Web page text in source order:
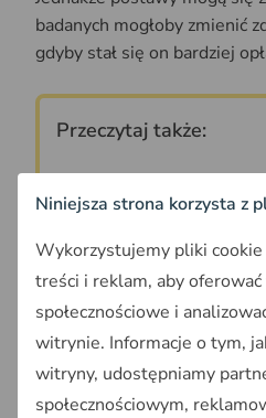
badanych mogłoby zmienić
gdyby stał się on bardziej
Przeczytaj także:
Ceny domów i
kwartale 2025 -
Sprawdź dane o średnich
poszczególnych regionach
Terenie OnGeo.pl,który
informacji o polskim rynku
Niniejsza strona korzysta z
Wykorzystujemy pliki
treści i reklam, aby oferować
społecznościowe i
witrynie. Informacje o tym,
witryny, udostępniamy
społecznościowym,